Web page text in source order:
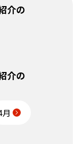
石福金属興業
ト 1000g
体のみ
な変形は見られる
形などは見られ
傷、変形、欠損な
介の
介の
月